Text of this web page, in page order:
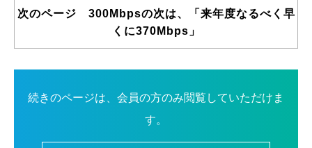
次のページ 300Mbpsの次は、「来年度なるべく早
くに370Mbps」
続きのページは、会員の方のみ閲覧していただけま
す。